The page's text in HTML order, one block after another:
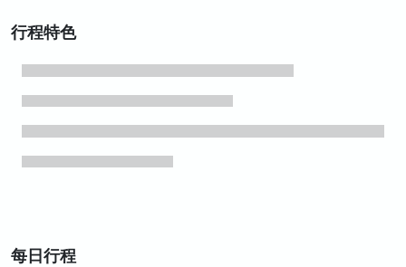
行程特色
每日行程